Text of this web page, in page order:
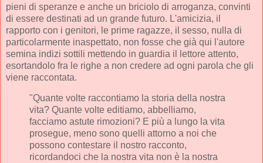
pieni di speranze e anche un briciolo di arroganza, convinti
di essere destinati ad un grande futuro. L'amicizia, il
rapporto con i genitori, le prime ragazze, il sesso, nulla di
particolarmente inaspettato, non fosse che già qui l'autore
semina indizi sottili mettendo in guardia il lettore attento,
esortandolo fra le righe a non credere ad ogni parola che gli
viene raccontata.
"Quante volte raccontiamo la storia della nostra
vita? Quante volte editiamo, abbelliamo,
facciamo astute rimozioni? E più a lungo la vita
prosegue, meno sono quelli attorno a noi che
possono contestare il nostro racconto,
ricordandoci che la nostra vita non è la nostra